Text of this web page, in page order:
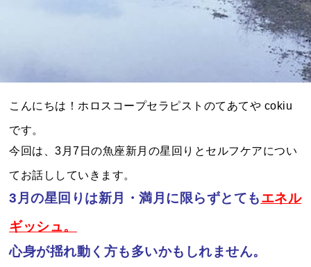
こんにちは！ホロスコープセラピストのてあてや cokiu
です。
今回は、3月7日の魚座新月の星回りとセルフケアについ
てお話ししていきます。
3月の星回りは新月・満月に限らずとてもエネル
ギッシュ。
心身が揺れ動く方も多いかもしれません。